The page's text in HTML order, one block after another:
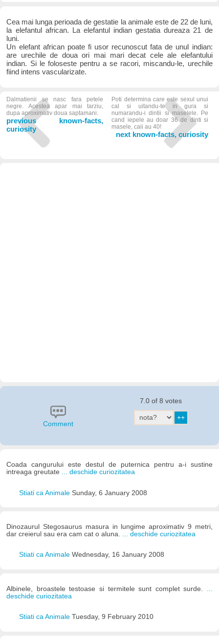
Cea mai lunga perioada de gestatie la animale este de 22 de luni,
la elefantul african. La elefantul indian gestatia dureaza 21 de
luni.
Un elefant african poate fi usor recunoscut fata de unul indian:
are urechile de doua ori mai mari decat cele ale elefantului
indian. Si le foloseste pentru a se racori, miscandu-le, urechile
fiind intens vascularizate.
Dalmatienii se nasc fara petele
negre. Acestea apar mai tarziu,
dupa aproximativ doua saptamani.
previous known-facts,
curiosity
Poti determina care este sexul unui
cal si uitandu-te in gura si
numarandu-i dintii si maselele. Pe
cand iepele au doar 36 de dinti si
masele, caii au 40!
next known-facts, curiosity
Comment
7.0 of 8 votes
Coada cangurului este destul de puternica pentru a-i sustine
intreaga greutate ... deschide curiozitatea
Stiati ca Animale Sunday, 6 January 2008
Dinozaurul Stegosaurus masura in lungime aproximativ 9 metri,
dar creierul sau era cam cat o aluna. ... deschide curiozitatea
Stiati ca Animale Wednesday, 16 January 2008
Albinele, broastele testoase si termitele sunt complet surde.
deschide curiozitatea
Stiati ca Animale Tuesday, 9 February 2010